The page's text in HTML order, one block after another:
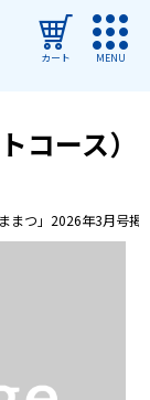
カート MENU
コース）
ままつ」2026年3月号掲